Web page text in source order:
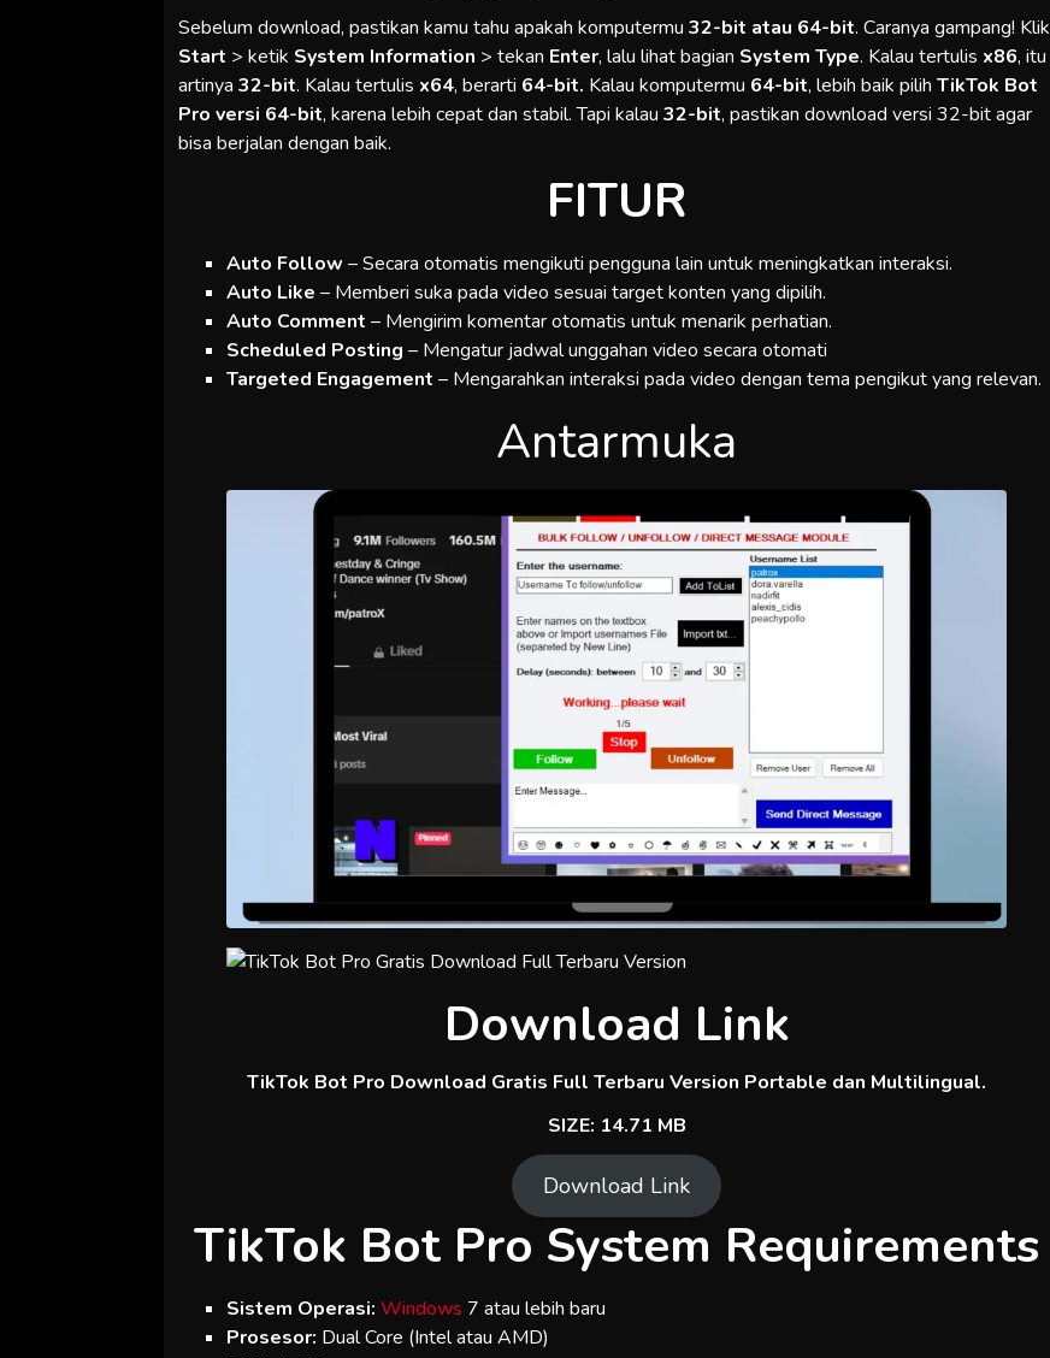
Sebelum download, pastikan kamu tahu apakah komputermu32-bit atau 64-bit. Caranya gampang! Klik
Start > ketik System Information > tekan Enter, lalu lihat bagian System Type. Kalau tertulis x86, itu
artinya 32-bit. Kalau tertulis x64, berarti 64-bit. Kalau komputermu 64-bit, lebih baik pilihTikTok Bot
Pro versi 64-bit, karena lebih cepat dan stabil. Tapi kalau32-bit, pastikan download versi 32-bit agar
bisa berjalan dengan baik.
FITUR
Auto Follow – Secara otomatis mengikuti pengguna lain untuk meningkatkan interaksi.
Auto Like – Memberi suka pada video sesuai target konten yang dipilih.
Auto Comment – Mengirim komentar otomatis untuk menarik perhatian.
Scheduled Posting – Mengatur jadwal unggahan video secara otomati
Targeted Engagement – Mengarahkan interaksi pada video dengan tema pengikut yang relevan.
Antarmuka
Download Link
TikTok Bot Pro Download Gratis Full Terbaru Version Portable dan Multilingual.
SIZE: 14.71 MB
Download Link
TikTok Bot Pro System Requirements
Sistem Operasi: Windows 7 atau lebih baru
Prosesor: Dual Core (Intel atau AMD)